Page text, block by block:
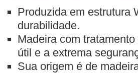
Produzida em estrutura
durabilidade.
Madeira com
útil e a extrema
Sua origem é de